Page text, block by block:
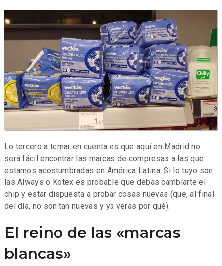
Lo tercero a tomar en cuenta es que aquí en Madrid no
será fácil encontrar las marcas de compresas a las que
estamos acostumbradas en América Latina. Si lo tuyo son
las Always o Kotex es probable que debas cambiarte el
chip y estar dispuesta a probar cosas nuevas (que, al final
del día, no son tan nuevas y ya verás por qué).
El reino de las «marcas
blancas»